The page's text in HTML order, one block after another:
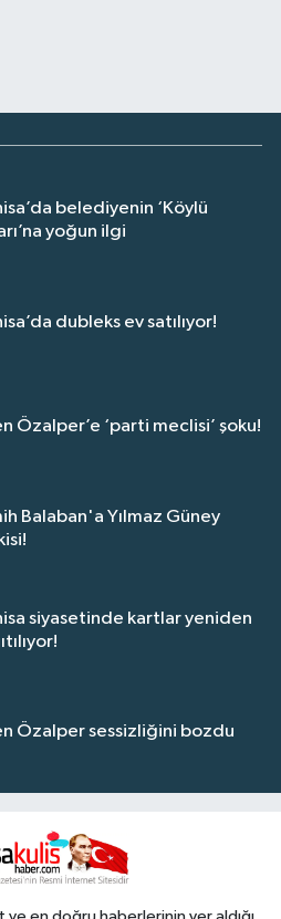
belediyenin ‘Köylü
yoğun ilgi
dubleks ev satılıyor!
Özalper’e ‘parti meclisi’ şoku!
Balaban'a Yılmaz Güney
siyasetinde kartlar yeniden
Özalper sessizliğini bozdu